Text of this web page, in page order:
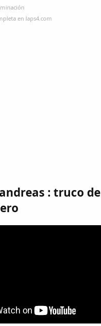
en laps4.com
: truco de